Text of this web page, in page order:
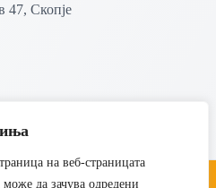
на веб-страницата
да зачува одредени
47, Скопје